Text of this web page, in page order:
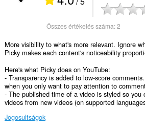
Összes értékelés száma:2
More visibility to what's more relevant. Ignore
Picky makes each content's noticeability
Here's what Picky does on YouTube:
- Transparency is added to low-score
when you only want to pay attention to
- The published time of a video is styled so you
videos from new videos (on supported
Jogosultságok